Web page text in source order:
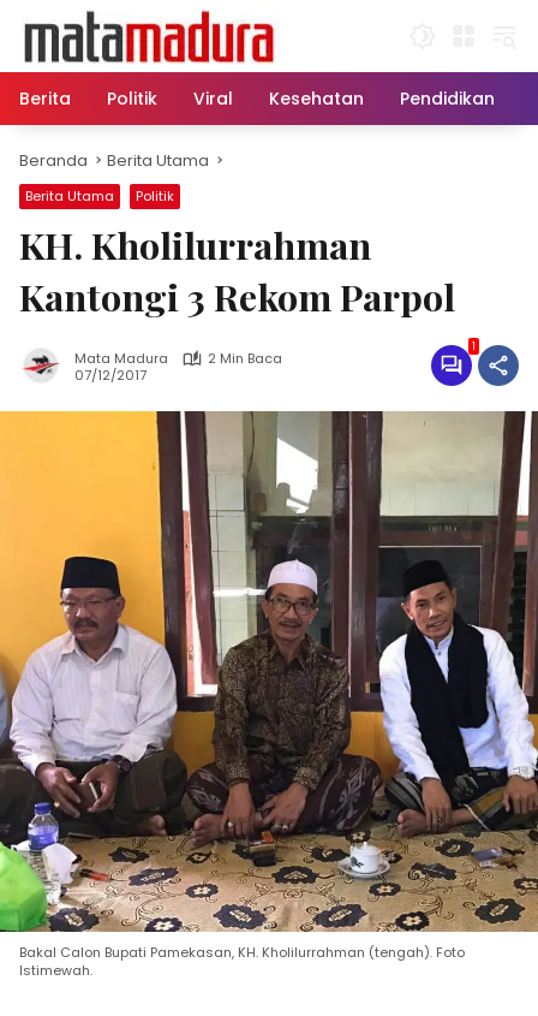
konten
Berita
Politik Viral Kesehatan Pendidikan
Beranda Berita Utama
Berita Utama Politik
KH. Kholilurrahman
Kantongi 3 Rekom Parpol
Mata Madura
2 Min Baca
07/12/2017
1
Bakal Calon Bupati Pamekasan, KH. Kholilurrahman (tengah). Foto
Istimewah.